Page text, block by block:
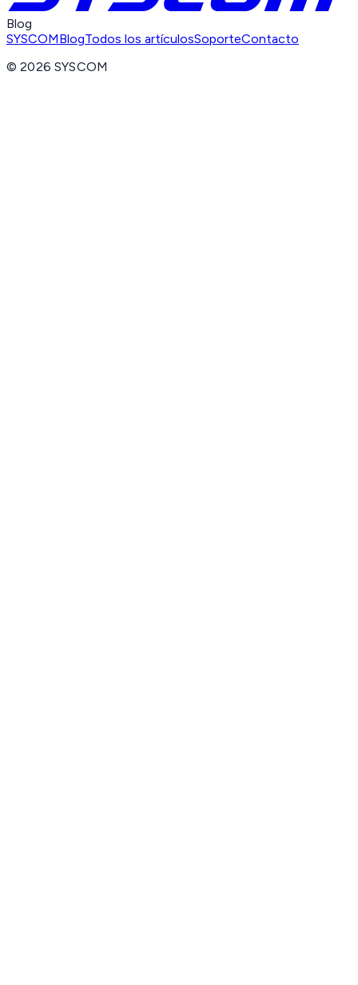
Blog
SYSCOMBlogTodos los artículosSoporteContacto
©2026 SYSCOM